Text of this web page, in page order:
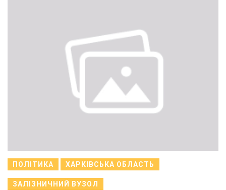
ПОЛІТИКА ХАРКІВСЬКА ОБЛАСТЬ
ЗАЛІЗНИЧНИЙ ВУЗОЛ